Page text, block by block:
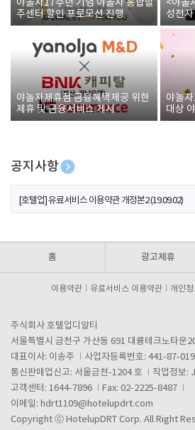
야놀자17주년 기념 야놀자 통합발
주센터 할인 프로모션 진행
<야놀
성전
야놀자제휴점 금융혜택제공 위한
제휴 및 금융서비스 게시
야놀
대상
폰 증
공지사항
[호텔업] 개인정보 처리방침 개정본1 (19.09.02)
[호텔업] 유료서비스 이용약관 개정본2 (19.09.02)
홈 광고제휴
이용약관 유료서비스 이용약관 개인
주식회사 호텔업디알티
서울특별시 금천구 가산동 691 대륭테크노타운
대표이사: 이송주
사업자등록번호: 441-87-
통신판매업신고: 서울금천-1204 호
직업정보:
고객센터: 1644-7896
Fax: 02-2225-8487
이메일: hdrt1109@hotelupdrt.com
Copyright ⓒ HotelupDRT Corp. All Right